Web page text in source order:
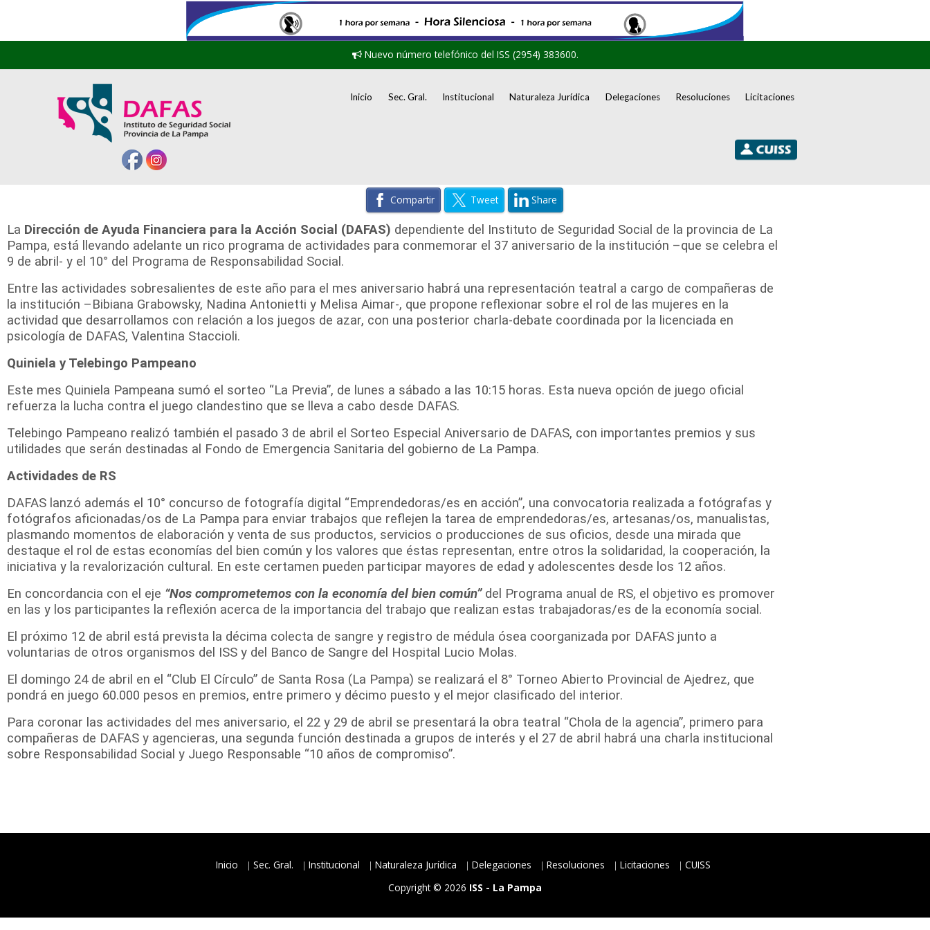
Nuevo número telefónico del ISS (2954) 383600.
Inicio Sec. Gral. Institucional Naturaleza Jurídica Delegaciones Resoluciones Licitaciones
Compartir Tweet Share
La Dirección de Ayuda Financiera para la Acción Social (DAFAS) dependiente del Instituto de Seguridad Social de la provincia de La
Pampa, está llevando adelante un rico programa de actividades para conmemorar el 37 aniversario de la institución –que se celebra el
9 de abril- y el 10° del Programa de Responsabilidad Social.
Entre las actividades sobresalientes de este año para el mes aniversario habrá una representación teatral a cargo de compañeras de
la institución –Bibiana Grabowsky, Nadina Antonietti y Melisa Aimar-, que propone reflexionar sobre el rol de las mujeres en la
actividad que desarrollamos con relación a los juegos de azar, con una posterior charla-debate coordinada por la licenciada en
psicología de DAFAS, Valentina Staccioli.
Quiniela y Telebingo Pampeano
Este mes Quiniela Pampeana sumó el sorteo “La Previa”, de lunes a sábado a las 10:15 horas. Esta nueva opción de juego oficial
refuerza la lucha contra el juego clandestino que se lleva a cabo desde DAFAS.
Telebingo Pampeano realizó también el pasado 3 de abril el Sorteo Especial Aniversario de DAFAS, con importantes premios y sus
utilidades que serán destinadas al Fondo de Emergencia Sanitaria del gobierno de La Pampa.
Actividades de RS
DAFAS lanzó además el 10° concurso de fotografía digital “Emprendedoras/es en acción”, una convocatoria realizada a fotógrafas y
fotógrafos aficionadas/os de La Pampa para enviar trabajos que reflejen la tarea de emprendedoras/es, artesanas/os, manualistas,
plasmando momentos de elaboración y venta de sus productos, servicios o producciones de sus oficios, desde una mirada que
destaque el rol de estas economías del bien común y los valores que éstas representan, entre otros la solidaridad, la cooperación, la
iniciativa y la revalorización cultural. En este certamen pueden participar mayores de edad y adolescentes desde los 12 años.
En concordancia con el eje “Nos comprometemos con la economía del bien común”del Programa anual de RS, el objetivo es promover
en las y los participantes la reflexión acerca de la importancia del trabajo que realizan estas trabajadoras/es de la economía social.
El próximo 12 de abril está prevista la décima colecta de sangre y registro de médula ósea coorganizada por DAFAS junto a
voluntarias de otros organismos del ISS y del Banco de Sangre del Hospital Lucio Molas.
El domingo 24 de abril en el “Club El Círculo” de Santa Rosa (La Pampa) se realizará el 8° Torneo Abierto Provincial de Ajedrez, que
pondrá en juego 60.000 pesos en premios, entre primero y décimo puesto y el mejor clasificado del interior.
Para coronar las actividades del mes aniversario, el 22 y 29 de abril se presentará la obra teatral “Chola de la agencia”, primero para
compañeras de DAFAS y agencieras, una segunda función destinada a grupos de interés y el 27 de abril habrá una charla institucional
sobre Responsabilidad Social y Juego Responsable “10 años de compromiso”.
Inicio Sec. Gral. Institucional Naturaleza Jurídica Delegaciones Resoluciones Licitaciones
CUISS
Copyright © 2026 ISS - La Pampa